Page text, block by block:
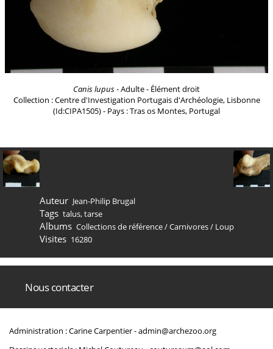
Canis lupus- Adulte - Élément droit
Collection : Centre d'Investigation Portugais d'Archéologie, Lisbonne
(Id:CIPA1505) - Pays : Tras os Montes, Portugal
Auteur Jean-Philip Brugal
Tags talus,tarse
Albums Collections de référence/Carnivores/ Loup
Visites 16280
Nous contacter
Administration : Carine Carpentier -admin@archezoo.org